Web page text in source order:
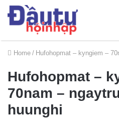
Home / Hufohopmat – kyngiem –
Hufohopmat –
70nam –
huunghi